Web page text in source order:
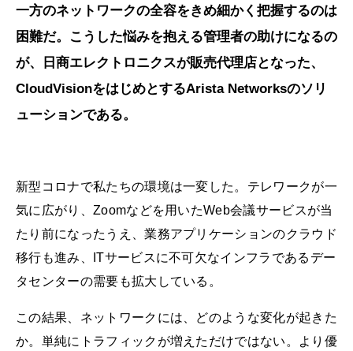
一方のネットワークの全容をきめ細かく把握するのは
困難だ。こうした悩みを抱える管理者の助けになるの
が、日商エレクトロニクスが販売代理店となった、
CloudVisionをはじめとするArista Networksのソリ
ューションである。
新型コロナで私たちの環境は一変した。テレワークが一
気に広がり、Zoomなどを用いたWeb会議サービスが当
たり前になったうえ、業務アプリケーションのクラウド
移行も進み、ITサービスに不可欠なインフラであるデー
タセンターの需要も拡大している。
この結果、ネットワークには、どのような変化が起きた
か。単純にトラフィックが増えただけではない。より優